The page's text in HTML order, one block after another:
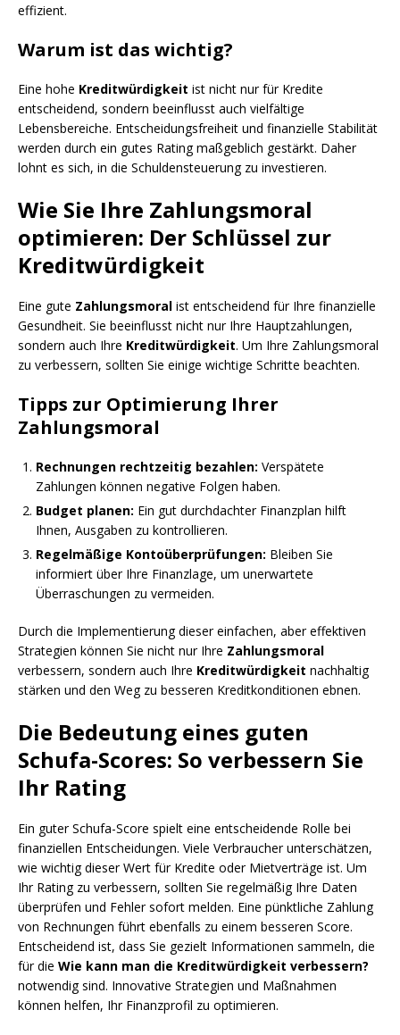
effizient.
Warum ist das wichtig?
Eine hohe Kreditwürdigkeit ist nicht nur für Kredite
entscheidend, sondern beeinflusst auch vielfältige
Lebensbereiche. Entscheidungsfreiheit und finanzielle Stabilität
werden durch ein gutes Rating maßgeblich gestärkt. Daher
lohnt es sich, in die Schuldensteuerung zu investieren.
Wie Sie Ihre Zahlungsmoral
optimieren: Der Schlüssel zur
Kreditwürdigkeit
Eine gute Zahlungsmoral ist entscheidend für Ihre finanzielle
Gesundheit. Sie beeinflusst nicht nur Ihre Hauptzahlungen,
sondern auch Ihre Kreditwürdigkeit. Um Ihre Zahlungsmoral
zu verbessern, sollten Sie einige wichtige Schritte beachten.
Tipps zur Optimierung Ihrer
Zahlungsmoral
Rechnungen rechtzeitig bezahlen: Verspätete
Zahlungen können negative Folgen haben.
Budget planen: Ein gut durchdachter Finanzplan hilft
Ihnen, Ausgaben zu kontrollieren.
Regelmäßige Kontoüberprüfungen: Bleiben Sie
informiert über Ihre Finanzlage, um unerwartete
Überraschungen zu vermeiden.
Durch die Implementierung dieser einfachen, aber effektiven
Strategien können Sie nicht nur Ihre Zahlungsmoral
verbessern, sondern auch Ihre Kreditwürdigkeit nachhaltig
stärken und den Weg zu besseren Kreditkonditionen ebnen.
Die Bedeutung eines guten
Schufa-Scores: So verbessern Sie
Ihr Rating
Ein guter Schufa-Score spielt eine entscheidende Rolle bei
finanziellen Entscheidungen. Viele Verbraucher unterschätzen,
wie wichtig dieser Wert für Kredite oder Mietverträge ist. Um
Ihr Rating zu verbessern, sollten Sie regelmäßig Ihre Daten
überprüfen und Fehler sofort melden. Eine pünktliche Zahlung
von Rechnungen führt ebenfalls zu einem besseren Score.
Entscheidend ist, dass Sie gezielt Informationen sammeln, die
für die Wie kann man die Kreditwürdigkeit verbessern?
notwendig sind. Innovative Strategien und Maßnahmen
können helfen, Ihr Finanzprofil zu optimieren.